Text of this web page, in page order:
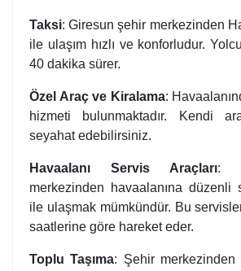
Taksi: Giresun şehir merkezinden
ile ulaşım hızlı ve konforludur.
40 dakika sürer.
Özel Araç ve Kiralama:
hizmeti bulunmaktadır. Kendi
seyahat edebilirsiniz.
Havaalanı Servis Araçları:
merkezinden havaalanına düzenli
ile ulaşmak mümkündür. Bu
saatlerine göre hareket eder.
Toplu Taşıma: Şehir